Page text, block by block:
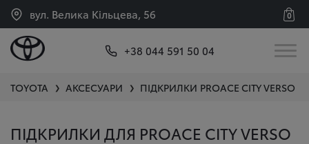
вул. Велика Кільцева, 56 0
+38 044 591 50 04
TOYOTA ❯ АКСЕСУАРИ ❯ ПІДКРИЛКИ PROACE CITY VERSO
ПІДКРИЛКИ ДЛЯ PROACE CITY VERSO